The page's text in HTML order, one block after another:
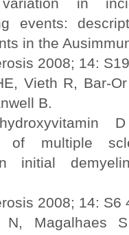
events:
in the
2008; 14:
Vieth R, Bar-
B.
of multiple
initial
2008; 14: S6
N, Magalhaes